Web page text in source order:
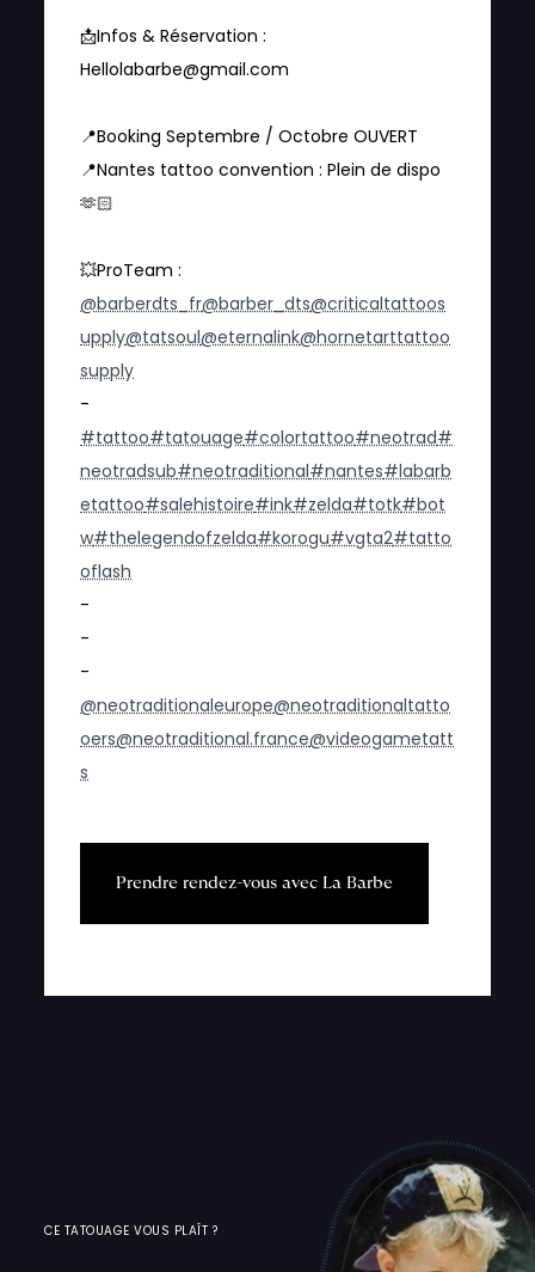
📩Infos & Réservation :
Hellolabarbe@gmail.com
📍Booking Septembre / Octobre OUVERT
📍Nantes tattoo convention : Plein de dispo
🫶🏻
💥ProTeam :
@barberdts_fr@barber_dts@criticaltattoos
upply@tatsoul@eternalink@hornetarttattoo
supply
-
#tattoo#tatouage#colortattoo#neotrad#
neotradsub#neotraditional#nantes#labarb
etattoo#salehistoire#ink#zelda#totk#bot
w#thelegendofzelda#korogu#vgta2#tatto
oflash
-
-
-
@neotraditionaleurope@neotraditionaltatto
oers@neotraditional.france@videogametatt
s
Prendre rendez-vous avec La Barbe
CE TATOUAGE VOUS PLAÎT ?